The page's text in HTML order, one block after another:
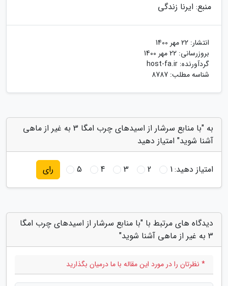
منبع: ایرنا زندگی
انتشار: 22 مهر 1400
بروزرسانی: 22 مهر 1400
گردآورنده: host-fa.ir
شناسه مطلب: 8787
به "با منابع سرشار از اسیدهای چرب امگا 3 به غیر از ماهی
آشنا شوید" امتیاز دهید
امتیاز دهید:1
2
3
4
5 رای
دیدگاه های مرتبط با "با منابع سرشار از اسیدهای چرب امگا
3 به غیر از ماهی آشنا شوید"
* نظرتان را در مورد این مقاله با ما درمیان بگذارید